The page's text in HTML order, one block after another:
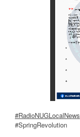
#RadioNUGLocalNews
#SpringRevolution